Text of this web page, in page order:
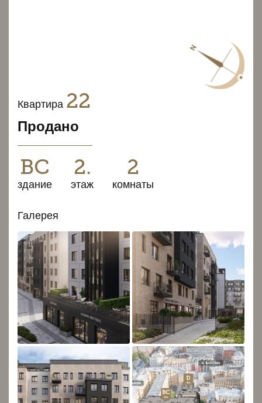
Квартира 22
Продано
BC
здание
2.
этаж
2
комнаты
Галерея